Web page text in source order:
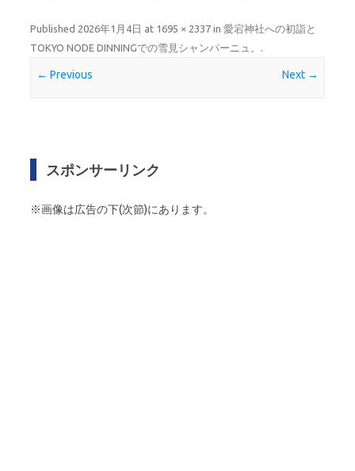
Published 2026年1月4日 at 1695 × 2337 in 愛宕神社への初詣と
TOKYO NODE DINNINGでの雪見シャンパーニュ。 .
← Previous Next →
スポンサーリンク
※画像は広告の下(次節)にあります。